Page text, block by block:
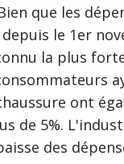
que les
le 1er
la plus
ont
de 5%.
des